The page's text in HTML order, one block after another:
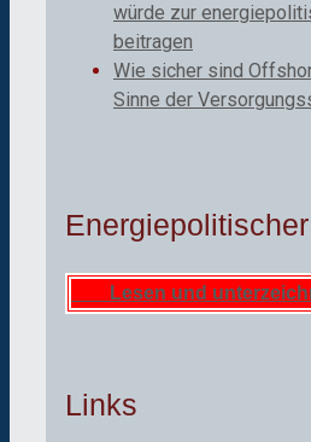
würde zur
beitragen
Wie sicher sind
Sinne der
Lesen und
Links